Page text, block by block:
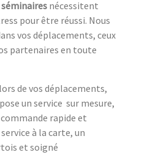
nécessitent
pour être réussi. Nous
vos déplacements, ceux
partenaires en toute
de vos déplacements,
un service sur mesure,
rapide et
à la carte, un
et soigné